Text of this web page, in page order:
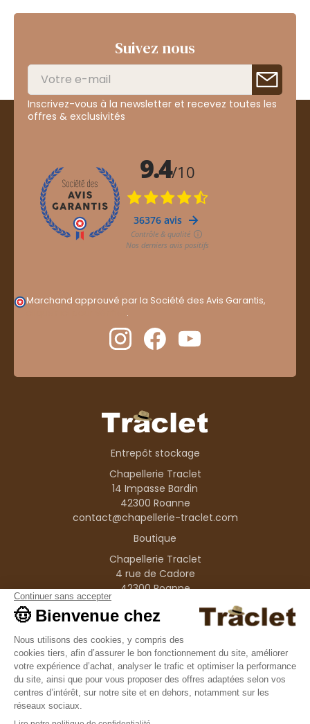
Suivez nous
Inscrivez-vous à la newsletter et recevez toutes les
offres & exclusivités
Marchand approuvé par la Société des Avis Garantis,
.
Entrepôt stockage
Chapellerie Traclet
14 Impasse Bardin
42300 Roanne
contact@chapellerie-traclet.com
Boutique
Chapellerie Traclet
4 rue de Cadore
42300 Roanne
Produits
Nos marques